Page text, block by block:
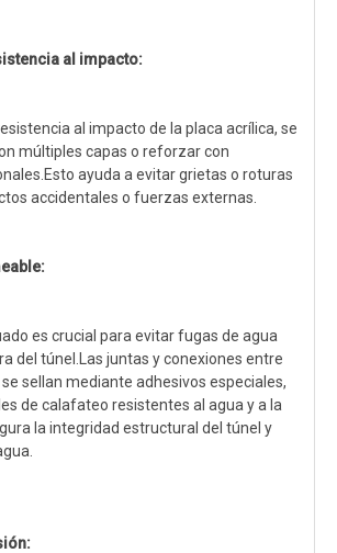
al impacto:
al impacto de la placa acrílica, se
múltiples capas o reforzar con
ayuda a evitar grietas o roturas
accidentales o fuerzas externas.
es crucial para evitar fugas de agua
del túnel.Las juntas y conexiones entre
sellan mediante adhesivos especiales,
de calafateo resistentes al agua y a la
la integridad estructural del túnel y